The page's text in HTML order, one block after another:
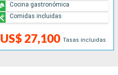
US$ 27,100 Tasas incluidas
Cocina gastronómica
Comidas incluidas